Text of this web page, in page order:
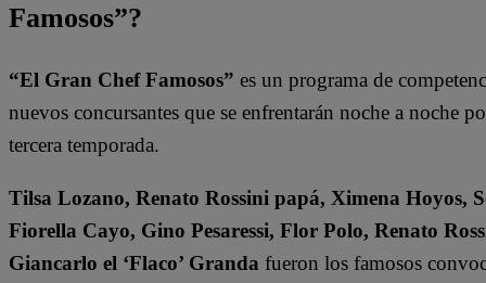
Famosos”?
“El Gran Chef Famosos” es un programa de
nuevos concursantes que se enfrentarán noche a noche
tercera temporada.
Tilsa Lozano, Renato Rossini papá, Ximena Hoyos,
Fiorella Cayo, Gino Pesaressi, Flor Polo, Renato
Giancarlo el ‘Flaco’ Granda fueron los famosos